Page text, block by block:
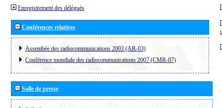
Enregistrement des délégués
Conférences relatives
Assembée des radiocommunications 2003 (AR-03)
Conférence mondiale des radiocommunications 2007 (CMR-07)
Salle de presse